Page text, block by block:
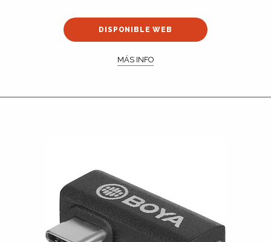
DISPONIBLE WEB
MÁS INFO